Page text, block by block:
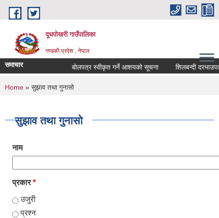
Skip to main content
दूधपोखरी गाउँपालिका
गण्डकी प्रदेश , नेपाल
समाचार बोलपत्र स्वीकृत गर्ने आशयको सूचना शिलबन्दी
You are here
Home » सुझाव तथा गुनासो
सुझाव तथा गुनासो
नाम
प्रकार*
उजुरी
प्रश्न